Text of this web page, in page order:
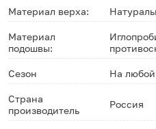
Материал верха:
Материал
подошвы:
Сезон На любой
Страна
производитель
Россия